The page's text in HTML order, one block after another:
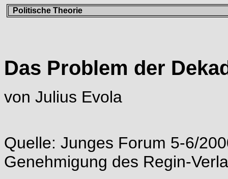
Politische Theorie
Das Problem der
von Julius Evola
Quelle: Junges Forum 5-6/
Genehmigung des Regin-